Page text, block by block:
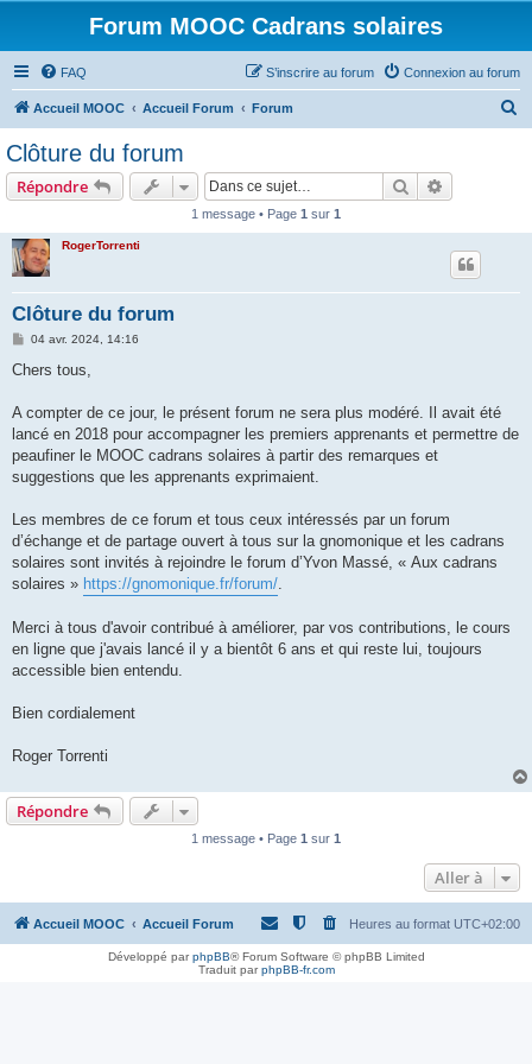
Forum MOOC Cadrans solaires
FAQ Connexion au forum
S’inscrire au forum
Accueil MOOC Accueil Forum Forum
Clôture du forum
Répondre Rechercher
1 message • Page 1 sur 1
RogerTorrenti
Clôture du forum
M
s
g
04 avr. 2024, 14:16
Chers tous,
A compter de ce jour, le présent forum ne sera plus modéré. Il avait été
lancé en 2018 pour accompagner les premiers apprenants et permettre de
peaufiner le MOOC cadrans solaires à partir des remarques et
suggestions que les apprenants exprimaient.
Les membres de ce forum et tous ceux intéressés par un forum
d’échange et de partage ouvert à tous sur la gnomonique et les cadrans
solaires sont invités à rejoindre le forum d’Yvon Massé, « Aux cadrans
solaires » https://gnomonique.fr/forum/.
Merci à tous d'avoir contribué à améliorer, par vos contributions, le cours
en ligne que j'avais lancé il y a bientôt 6 ans et qui reste lui, toujours
accessible bien entendu.
Bien cordialement
Roger Torrenti
Répondre
1 message • Page 1 sur 1
Aller à
Accueil MOOC Accueil Forum Heures au format UTC+02:00
Développé parphpBB® Forum Software © phpBB Limited
Traduit parphpBB-fr.com